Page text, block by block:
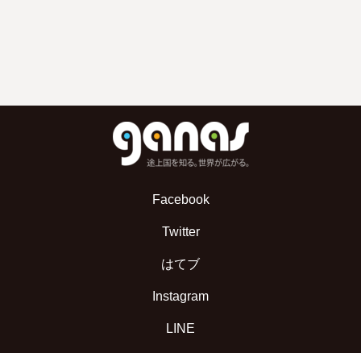
Facebook
Twitter
はてブ
Instagram
LINE